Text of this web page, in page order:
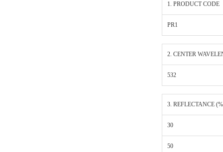
1. PRODUCT CODE
PR1
2. CENTER
532
3. REFLECTANCE
30
50